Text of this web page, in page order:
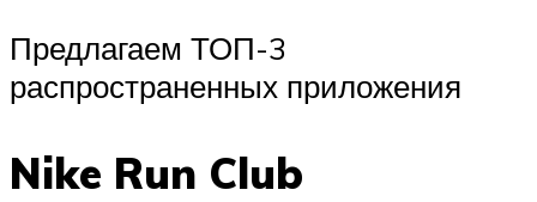
Предлагаем ТОП-3
распространенных приложения
Nike Run Club